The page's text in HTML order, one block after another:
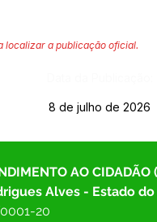
localizar a publicação oficial.
8 de julho de 2026
AO CIDADÃO
Alves - Estado
20